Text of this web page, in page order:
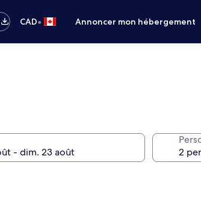
CAD• Annoncer mon hébergement